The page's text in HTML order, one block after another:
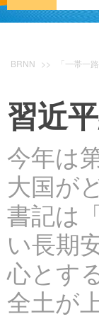
BRNN >> 「一帯一
習近
今年は
大国が
書記は
い長期
心とす
全土が